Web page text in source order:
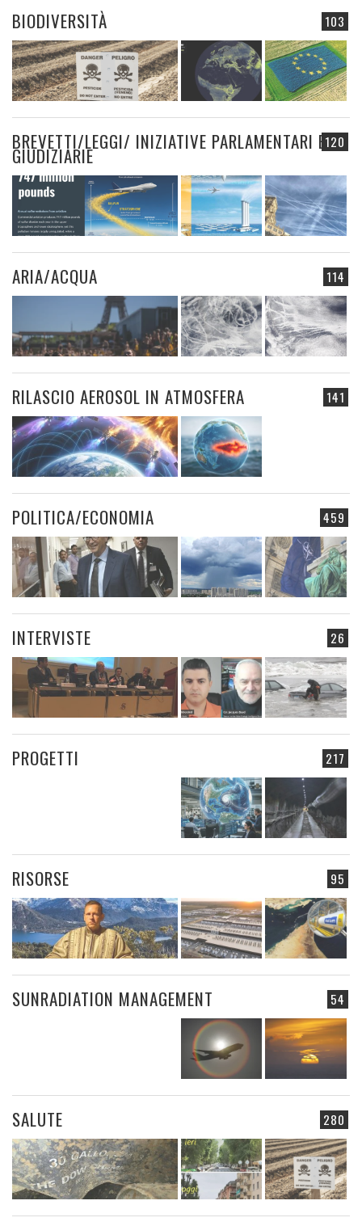
103
BIODIVERSITÀ
120
BREVETTI/LEGGI/ INIZIATIVE PARLAMENTARI E
GIUDIZIARIE
114
ARIA/ACQUA
141
RILASCIO AEROSOL IN ATMOSFERA
459
POLITICA/ECONOMIA
26
INTERVISTE
217
PROGETTI
95
RISORSE
54
SUNRADIATION MANAGEMENT
280
SALUTE